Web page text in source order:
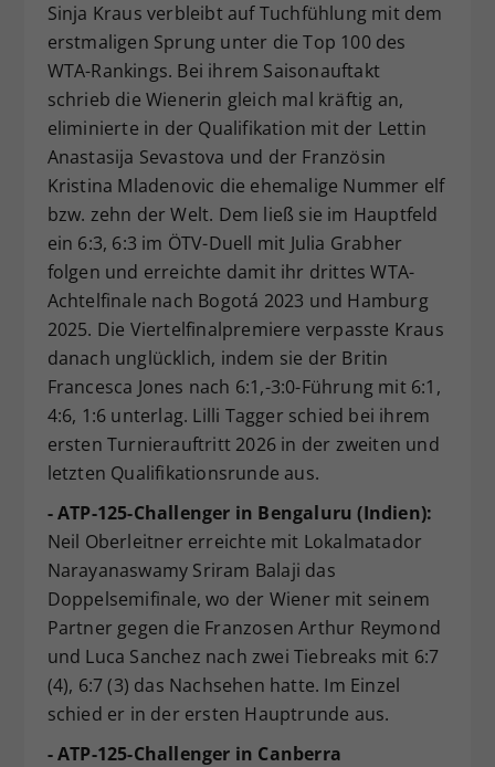
Sinja Kraus verbleibt auf Tuchfühlung mit dem
erstmaligen Sprung unter die Top 100 des
WTA-Rankings. Bei ihrem Saisonauftakt
schrieb die Wienerin gleich mal kräftig an,
eliminierte in der Qualifikation mit der Lettin
Anastasija Sevastova und der Französin
Kristina Mladenovic die ehemalige Nummer elf
bzw. zehn der Welt. Dem ließ sie im Hauptfeld
ein 6:3, 6:3 im ÖTV-Duell mit Julia Grabher
folgen und erreichte damit ihr drittes WTA-
Achtelfinale nach Bogotá 2023 und Hamburg
2025. Die Viertelfinalpremiere verpasste Kraus
danach unglücklich, indem sie der Britin
Francesca Jones nach 6:1,-3:0-Führung mit 6:1,
4:6, 1:6 unterlag. Lilli Tagger schied bei ihrem
ersten Turnierauftritt 2026 in der zweiten und
letzten Qualifikationsrunde aus.
- ATP-125-Challenger in Bengaluru (Indien):
Neil Oberleitner erreichte mit Lokalmatador
Narayanaswamy Sriram Balaji das
Doppelsemifinale, wo der Wiener mit seinem
Partner gegen die Franzosen Arthur Reymond
und Luca Sanchez nach zwei Tiebreaks mit 6:7
(4), 6:7 (3) das Nachsehen hatte. Im Einzel
schied er in der ersten Hauptrunde aus.
- ATP-125-Challenger in Canberra